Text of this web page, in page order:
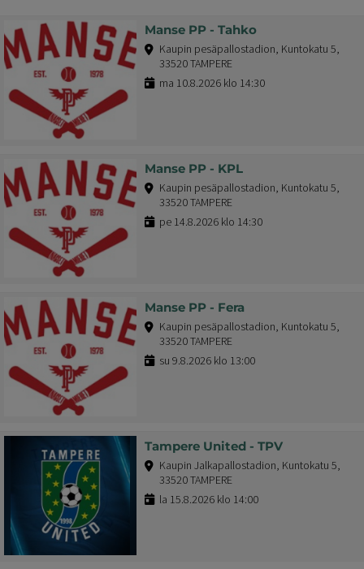
Manse PP - Tahko
Kaupin pesäpallostadion, Kuntokatu 5,
33520 TAMPERE
ma 10.8.2026 klo 14:30
Manse PP - KPL
Kaupin pesäpallostadion, Kuntokatu 5,
33520 TAMPERE
pe 14.8.2026 klo 14:30
Manse PP - Fera
Kaupin pesäpallostadion, Kuntokatu 5,
33520 TAMPERE
su 9.8.2026 klo 13:00
Tampere United - TPV
Kaupin Jalkapallostadion, Kuntokatu 5,
33520 TAMPERE
la 15.8.2026 klo 14:00